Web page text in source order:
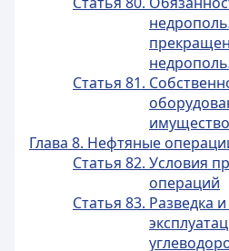
Статья 81.
Глава 8. Нефтяные
Статья 82. Условия
операций
Статья 83. Разведка